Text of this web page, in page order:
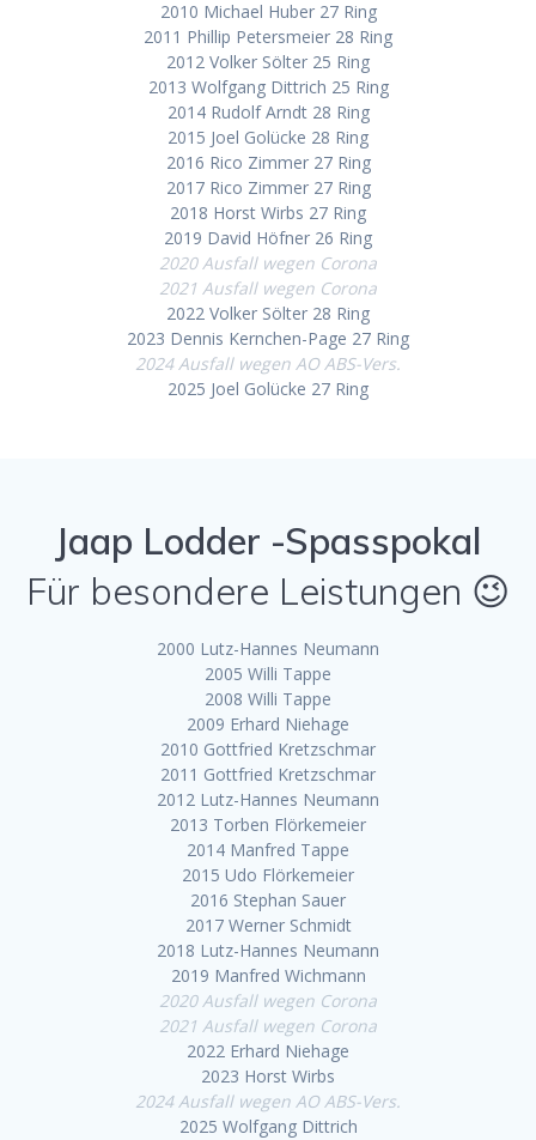
2010 Michael Huber 27 Ring
2011 Phillip Petersmeier 28 Ring
2012 Volker Sölter 25 Ring
2013 Wolfgang Dittrich 25 Ring
2014 Rudolf Arndt 28 Ring
2015 Joel Golücke 28 Ring
2016 Rico Zimmer 27 Ring
2017 Rico Zimmer 27 Ring
2018 Horst Wirbs 27 Ring
2019 David Höfner 26 Ring
2020 Ausfall wegen Corona
2021 Ausfall wegen Corona
2022 Volker Sölter 28 Ring
2023 Dennis Kernchen-Page 27 Ring
2024 Ausfall wegen AO ABS-Vers.
2025 Joel Golücke 27 Ring
Jaap Lodder -Spasspokal
Für besondere Leistungen 😉
2000 Lutz-Hannes Neumann
2005 Willi Tappe
2008 Willi Tappe
2009 Erhard Niehage
2010 Gottfried Kretzschmar
2011 Gottfried Kretzschmar
2012 Lutz-Hannes Neumann
2013 Torben Flörkemeier
2014 Manfred Tappe
2015 Udo Flörkemeier
2016 Stephan Sauer
2017 Werner Schmidt
2018 Lutz-Hannes Neumann
2019 Manfred Wichmann
2020 Ausfall wegen Corona
2021 Ausfall wegen Corona
2022 Erhard Niehage
2023 Horst Wirbs
2024 Ausfall wegen AO ABS-Vers.
2025 Wolfgang Dittrich